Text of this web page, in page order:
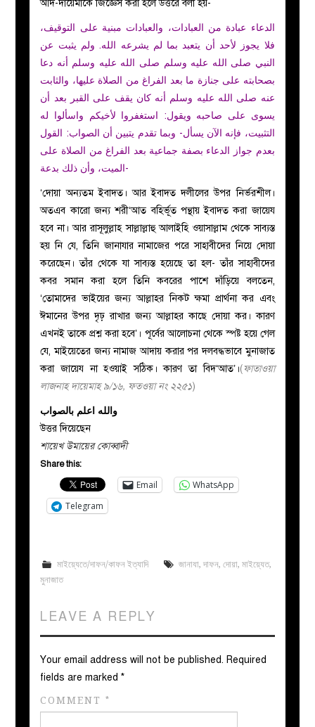
আদ-দায়েমাকে জিজ্ঞেস করা হলে উত্তরে বলা হয়-
الدعاء عبادة من العبادات، والعبادات مبنية على التوقيف،
فلا يجوز لأحد أن يتعبد بما لم يشرعه الله. ولم يثبت عن
النبي صلى الله عليه وسلم صلى الله عليه وسلم أنه دعا
بصحابته على جنازة ما بعد الفراغ من الصلاة عليها، والثابت
عنه صلى الله عليه وسلم أنه كان يقف على القبر بعد أن
يسوى على صاحبه ويقول: استغفروا لأخيكم واسألوا له
التثبيت، فإنه الآن يسأل- وبما تقدم يتبين أن الصواب: القول
بعدم جواز الدعاء بصفة جماعية بعد الفراغ من الصلاة على
الميت، وأن ذلك بدعة-
‘দোয়া অন্যতম ইবাদত। আর ইবাদত দলীলের উপর নির্ভরশীল।
অতএব কারো জন্য শরী‘আত বহির্ভূত পন্থায় ইবাদত করা জায়েয
হবে না। আর রাসূলুল্লাহ সাল্লাল্লাহু আলাইহি ওয়াসাল্লাম থেকে সাব্যস্ত
হয় নি যে, তিনি জানাযার নামাজের পরে সাহাবীদের নিয়ে দোয়া
করেছেন। তাঁর থেকে যা সাব্যস্ত হয়েছে তা হল- তাঁর সাহাবীদের
কবর সমান করা হলে তিনি কবরের পাশে দাঁড়িয়ে বলতেন,
‘তোমাদের ভাইয়ের জন্য আল্লাহর নিকট ক্ষমা প্রার্থনা কর এবং
ঈমানের উপর দৃঢ় রাখার জন্য আল্লাহর কাছে দোয়া কর। কারণ
এখনই তাকে প্রশ্ন করা হবে’। পূর্বের আলোচনা থেকে স্পষ্ট হয়ে গেল
যে, মাইয়েতের জন্য নামাজ আদায় করার পর দলবদ্ধভাবে মুনাজাত
করা জায়েয না হওয়াই সঠিক। কারণ তা বিদ‘আত’।(ফাতাওয়া
লাজনাহ দায়েমাহ ৯/১৬, ফতওয়া নং ২২৫১)
والله اعلم بالصواب
উত্তর দিয়েছেন
শায়েখ উমায়ের কোব্বাদী
Share this:
Email
WhatsApp
Telegram
মাইয়্যেতে/দাফন/কাফন ইত্যাদি জানাযা, দাফন, দোয়া, মাইয়্যেত,
মুনাজাত
LEAVE A REPLY
Your email address will not be published. Required
fields are marked*
COMMENT*